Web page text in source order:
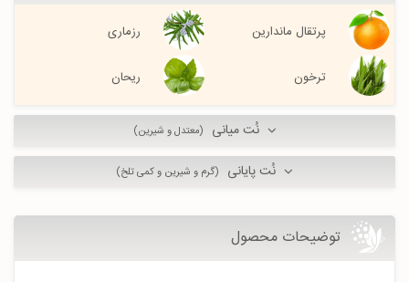
پرتقال ماندارین رزماری
ترخون ریحان
نُت میانی (معتدل و شیرین)
نُت پایانی (گرم و شیرین و کمی تلخ)
توضیحات محصول